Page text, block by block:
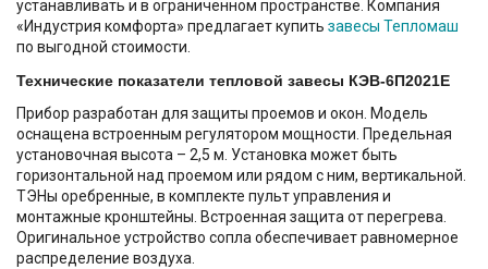
устанавливать и в ограниченном пространстве. Компания
«Индустрия комфорта» предлагает купить завесы Тепломаш
по выгодной стоимости.
Технические показатели тепловой завесы КЭВ-6П2021Е
Прибор разработан для защиты проемов и окон. Модель
оснащена встроенным регулятором мощности. Предельная
установочная высота – 2,5 м. Установка может быть
горизонтальной над проемом или рядом с ним, вертикальной.
ТЭНы оребренные, в комплекте пульт управления и
монтажные кронштейны. Встроенная защита от перегрева.
Оригинальное устройство сопла обеспечивает равномерное
распределение воздуха.